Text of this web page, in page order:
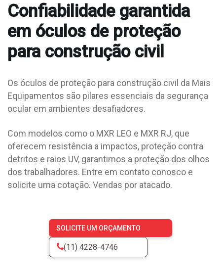
Confiabilidade garantida
em óculos de proteção
para construção civil
Os óculos de proteção para construção civil da Mais
Equipamentos são pilares essenciais da segurança
ocular em ambientes desafiadores.
Com modelos como o MXR LEO e MXR RJ, que
oferecem resistência a impactos, proteção contra
detritos e raios UV, garantimos a proteção dos olhos
dos trabalhadores. Entre em contato conosco e
solicite uma cotação. Vendas por atacado.
SOLICITE UM ORÇAMENTO
(11) 4228-4746